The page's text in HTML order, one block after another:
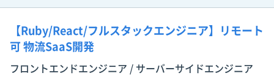
【Ruby/React/フルスタックエンジニア】リモート
可 物流SaaS開発
フロントエンドエンジニア / サーバーサイドエンジニア